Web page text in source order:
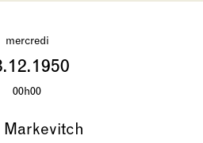
mercredi
00h00
Markevitch